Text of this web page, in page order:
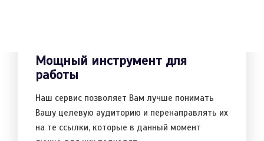
Мощный инструмент для
работы
Наш сервис позволяет Вам лучше понимать
Вашу целевую аудиторию и перенаправлять их
на те ссылки, которые в данный момент